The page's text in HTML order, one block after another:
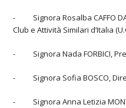
- Signora Rosalba CAFFO
Club e Attività Similari d’Italia
- Signora Nada FORBICI,
- Signora Sofia BOSCO,
- Signora Anna Letizia